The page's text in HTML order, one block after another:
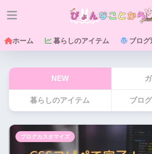
ホーム 暮らしのアイテム ブログ
NEW
暮らしのアイテム ブロ
ブログカスタマイズ